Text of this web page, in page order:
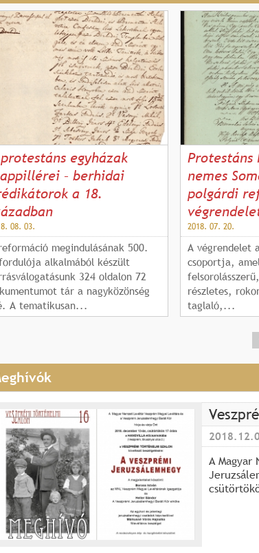
egyházak
– berhidai
a 18.
08. 03.
megindulásának 500.
alkalmából készült
324 oldalon 72
tár a nagyközönség
A tematikusan...
Protestáns
nemes
polgárdi
2018. 07. 20.
A végrendelet
csoportja,
részletes,
taglaló,...
A Magyar